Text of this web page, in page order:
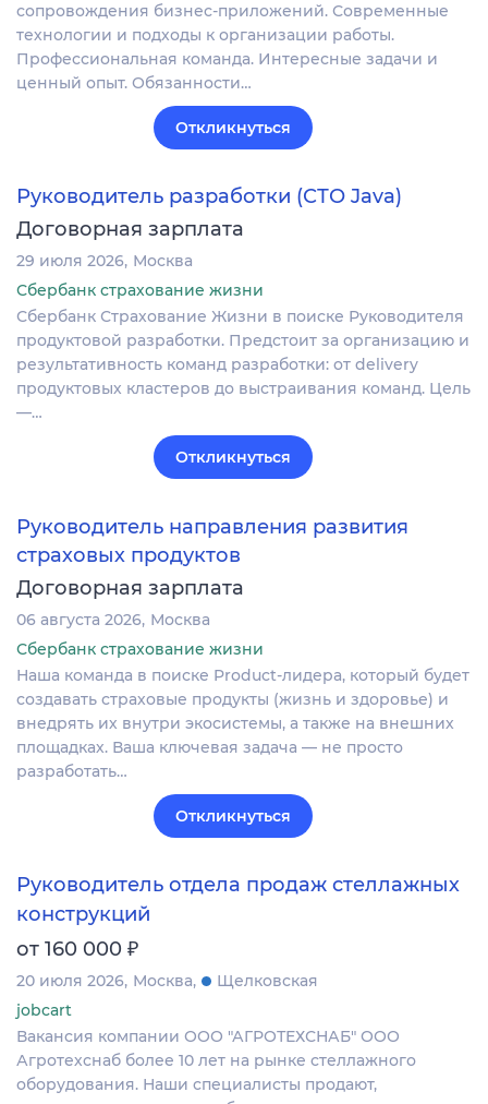
сопровождения бизнес-приложений. Современные
технологии и подходы к организации работы.
Профессиональная команда. Интересные задачи и
ценный опыт. Обязанности…
Откликнуться
Руководитель разработки (СТО Java)
Договорная зарплата
29 июля 2026 Москва
Сбербанк страхование жизни
Сбербанк Страхование Жизни в поиске Руководителя
продуктовой разработки. Предстоит за организацию и
результативность команд разработки: от delivery
продуктовых кластеров до выстраивания команд. Цель
—…
Откликнуться
Руководитель направления развития
страховых продуктов
Договорная зарплата
06 августа 2026 Москва
Сбербанк страхование жизни
Наша команда в поиске Product-лидера, который будет
создавать страховые продукты (жизнь и здоровье) и
внедрять их внутри экосистемы, а также на внешних
площадках. Ваша ключевая задача — не просто
разработать…
Откликнуться
Руководитель отдела продаж стеллажных
конструкций
от 160 000 ₽
20 июля 2026 Москва
Щелковская
jobcart
Вакансия компании ООО "АГРОТЕХСНАБ" ООО
Агротехснаб более 10 лет на рынке стеллажного
оборудования. Наши специалисты продают,